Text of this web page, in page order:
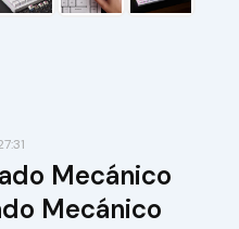
Mecánico
Mecánico